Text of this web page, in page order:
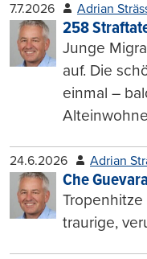
7.7.2026 Adrian
258
Junge
auf. Die
einmal –
24.6.2026 Adrian
Che
traurige,